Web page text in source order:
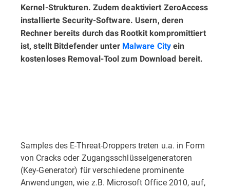
Kernel-Strukturen. Zudem deaktiviert ZeroAccess
installierte Security-Software. Usern, deren
Rechner bereits durch das Rootkit kompromittiert
ist, stellt Bitdefender unter Malware City ein
kostenloses Removal-Tool zum Download bereit.
Samples des E-Threat-Droppers treten u.a. in Form
von Cracks oder Zugangs­schlüsselgeneratoren
(Key-Generator) für verschiedene prominente
Anwendungen, wie z.B. Microsoft Office 2010, auf,